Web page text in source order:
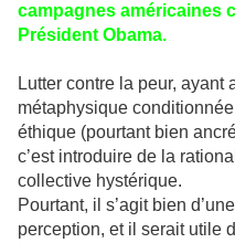
campagnes américaines
Président Obama.
Lutter contre la peur,
métaphysique
éthique (pourtant bien
c’est introduire de la
collective hystérique.
Pourtant, il s’agit bien
perception, et il serait utile